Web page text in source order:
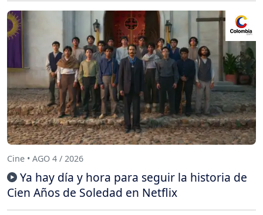
Cine • AGO 4 / 2026
Ya hay día y hora para seguir la historia de
Cien Años de Soledad en Netflix